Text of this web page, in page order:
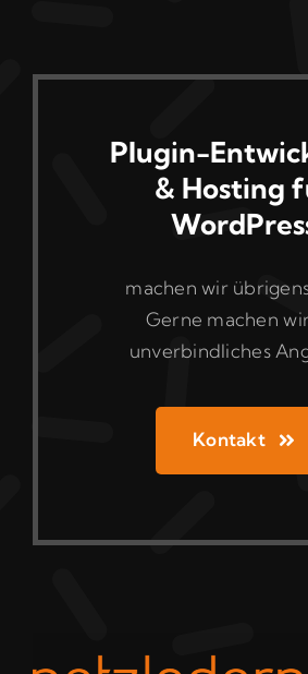
Plugin-
& Hosting
machen wir
Gerne machen
unverbindliches
Kontakt